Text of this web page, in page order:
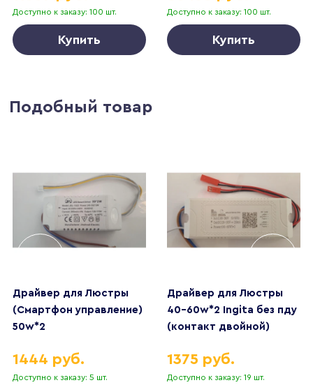
Доступно к заказу: 100 шт.
Купить
Доступно к заказу: 100 шт.
Купить
Подобный товар
Драйвер для Люстры
(Смартфон управление)
50w*2
Доступно к заказу: 5 шт.
1444 руб.
Драйвер для Люстры
40-60w*2 Ingita без пду
(контакт двойной)
Доступно к заказу: 19 шт.
1375 руб.